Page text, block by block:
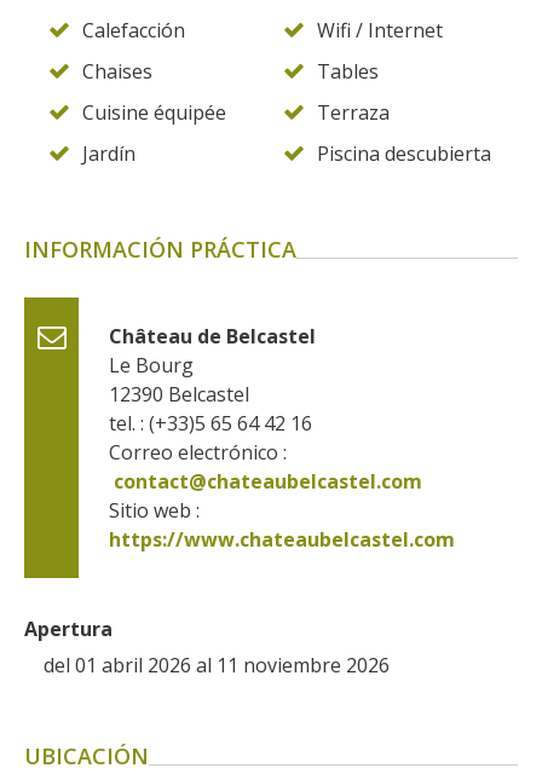
Decazeville – Aubin
Calefacción
Wifi / Internet
Chaises
Tables
Cuisine équipée
Terraza
Jardín
Piscina descubierta
INFORMACIÓN PRÁCTICA
Château de Belcastel
Le Bourg
12390 Belcastel
tel. : (+33)5 65 64 42 16
Correo electrónico :
contact@chateaubelcastel.com
https://www.chateaubelcastel.com
Apertura
del 01 abril 2026 al 11 noviembre 2026
UBICACIÓN